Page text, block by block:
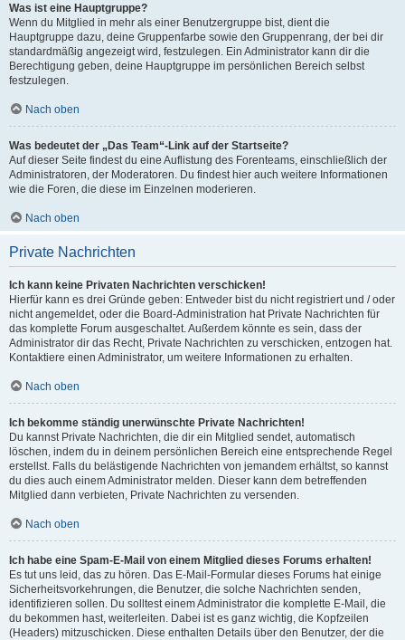
Was ist eine Hauptgruppe?
Wenn du Mitglied in mehr als einer Benutzergruppe bist, dient die
Hauptgruppe dazu, deine Gruppenfarbe sowie den Gruppenrang, der bei dir
standardmäßig angezeigt wird, festzulegen. Ein Administrator kann dir die
Berechtigung geben, deine Hauptgruppe im persönlichen Bereich selbst
festzulegen.
Nach oben
Was bedeutet der „Das Team“-Link auf der Startseite?
Auf dieser Seite findest du eine Auflistung des Forenteams, einschließlich der
Administratoren, der Moderatoren. Du findest hier auch weitere Informationen
wie die Foren, die diese im Einzelnen moderieren.
Nach oben
Private Nachrichten
Ich kann keine Privaten Nachrichten verschicken!
Hierfür kann es drei Gründe geben: Entweder bist du nicht registriert und / oder
nicht angemeldet, oder die Board-Administration hat Private Nachrichten für
das komplette Forum ausgeschaltet. Außerdem könnte es sein, dass der
Administrator dir das Recht, Private Nachrichten zu verschicken, entzogen hat.
Kontaktiere einen Administrator, um weitere Informationen zu erhalten.
Nach oben
Ich bekomme ständig unerwünschte Private Nachrichten!
Du kannst Private Nachrichten, die dir ein Mitglied sendet, automatisch
löschen, indem du in deinem persönlichen Bereich eine entsprechende Regel
erstellst. Falls du belästigende Nachrichten von jemandem erhältst, so kannst
du dies auch einem Administrator melden. Dieser kann dem betreffenden
Mitglied dann verbieten, Private Nachrichten zu versenden.
Nach oben
Ich habe eine Spam-E-Mail von einem Mitglied dieses Forums erhalten!
Es tut uns leid, das zu hören. Das E-Mail-Formular dieses Forums hat einige
Sicherheitsvorkehrungen, die Benutzer, die solche Nachrichten senden,
identifizieren sollen. Du solltest einem Administrator die komplette E-Mail, die
du bekommen hast, weiterleiten. Dabei ist es ganz wichtig, die Kopfzeilen
(Headers) mitzuschicken. Diese enthalten Details über den Benutzer, der die